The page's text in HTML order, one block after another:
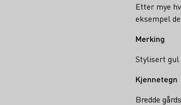
Etter mye
eksempel
Merking
Stylisert gul
Kjennetegn
Bredde